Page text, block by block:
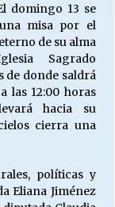
DESPIDOS
domingo 13 se
misa por el
de su alma
Sagrado
de donde saldrá
las 12:00 horas
hacia su
cierra una
políticas y
Eliana Jiménez